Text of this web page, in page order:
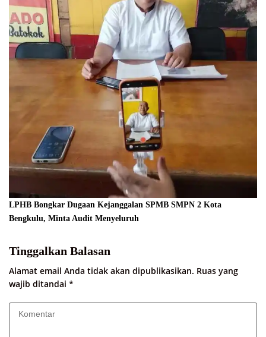
LPHB Bongkar Dugaan Kejanggalan SPMB SMPN 2 Kota
Bengkulu, Minta Audit Menyeluruh
Tinggalkan Balasan
Alamat email Anda tidak akan dipublikasikan. Ruas yang
wajib ditandai *